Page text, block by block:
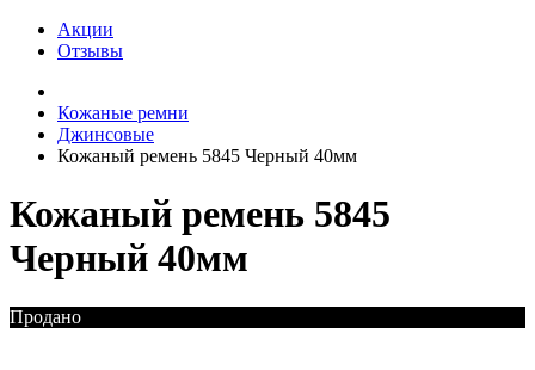
Акции
Отзывы
Кожаные ремни
Джинсовые
Кожаный ремень 5845 Черный 40мм
Кожаный ремень 5845
Черный 40мм
Продано